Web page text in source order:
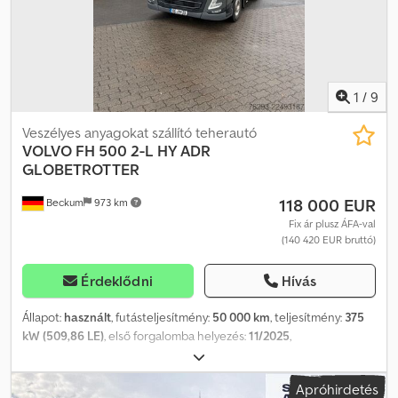
Körkörös világítás * Navigációs rendszer * Xenon fényszórók *
EFH (extra felszereltség) * Első tulajdonostól * ADR FL/AT EXII/EXIII
1 / 9
Beckum 973 km
Veszélyes anyagokat szállító teherautó
VOLVO FH 500 2-L HY ADR
GLOBETROTTER
118 000 EUR
Fix ár plusz ÁFA-val
(140 420 EUR bruttó)
Érdeklődni Hívás
Állapot: használt, futásteljesítmény: 50 000 km, teljesítmény: 375
kW (509,86 LE), első forgalomba helyezés:11/2025,
, össztömeg:
2 tengely, fékek:retarder, szín:szürke, hajtástípus:automata,
kibocsátási osztály:
ABS, elektronikusApróhirdetés